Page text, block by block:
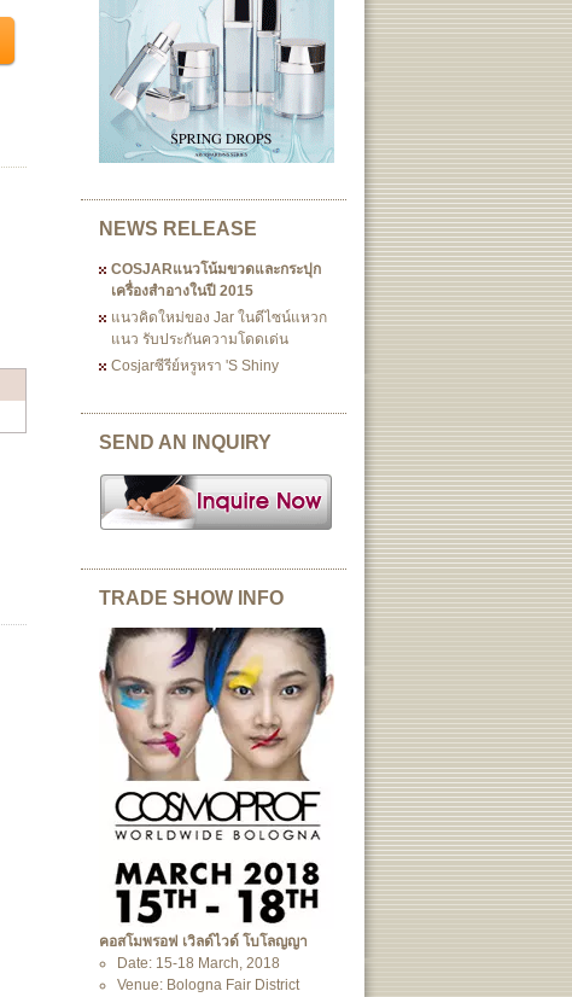
NEWS RELEASE
COSJARแนวโน้มขวดและกระปุก
เครื่องสำอางในปี 2015
แนวคิดใหม่ของ Jar ในดีไซน์แหวก
แนว รับประกันความโดดเด่น
Cosjarซีรีย์หรูหรา 's Shiny
SEND AN INQUIRY
TRADE SHOW INFO
คอสโมพรอฟ เวิลด์ไวด์ โบโลญญา
Date: 15-18 March, 2018
Venue: Bologna Fair District